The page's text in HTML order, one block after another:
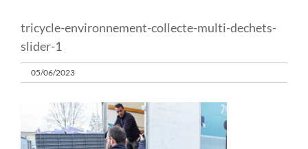
tricycle-environnement-collecte-multi-dechets-
slider-1
05/06/2023